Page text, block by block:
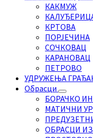
КАКМУЖ
КРТОВА
ПОРЈЕЧИНА
СОЧКОВАЦ
КАРАНОВАЦ
ПЕТРОВО
УДРУЖЕЊА
Обрасци
БОРАЧКО
МАТИЧНИ
ОБРАСЦИ